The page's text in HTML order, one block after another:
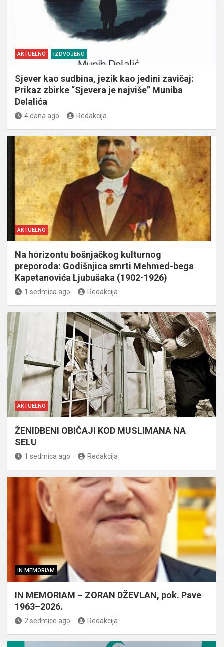
AKTUELNO IZDVOJENO
Sjever kao sudbina, jezik kao jedini zavičaj:
Prikaz zbirke “Sjevera je najviše” Muniba
Delalića
4 dana ago Redakcija
AKTUELNO
Na horizontu bošnjačkog kulturnog
preporoda: Godišnjica smrti Mehmed-bega
Kapetanovića Ljubušaka (1902-1926)
1 sedmica ago Redakcija
AKTUELNO
ŽENIDBENI OBIČAJI KOD MUSLIMANA NA
SELU
1 sedmica ago Redakcija
IN MEMORIAM
IN MEMORIAM – ZORAN DŽEVLAN, pok. Pave
1963–2026.
2 sedmice ago Redakcija